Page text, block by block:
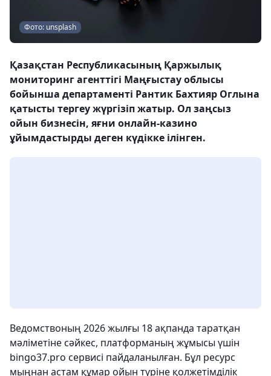
Фото: unsplash
Қазақстан Республикасының Қаржылық
мониторинг агенттігі Маңғыстау облысы
бойынша департаменті Рантик Бахтияр Оглына
қатысты тергеу жүргізіп жатыр. Ол заңсыз
ойын бизнесін, яғни онлайн-казино
ұйымдастырды деген күдікке ілінген.
Ведомствоның 2026 жылғы 18 ақпанда таратқан
мәліметіне сәйкес, платформаның жұмысы үшін
bingo37.pro сервисі пайдаланылған. Бұл ресурс
мыңнан астам құмар ойын түріне қолжетімділік